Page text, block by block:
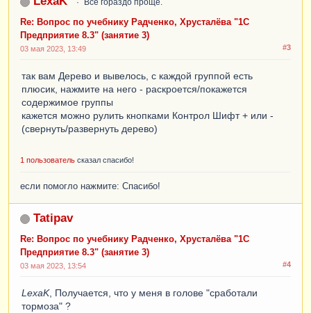
Все гораздо проще.
Re: Вопрос по учебнику Радченко, Хрусталёва "1С
Предприятие 8.3" (занятие 3)
#3
03 мая 2023, 13:49
так вам Дерево и вывелось, с каждой группой есть
плюсик, нажмите на него - раскроется/покажется
содержимое группы
кажется можно рулить кнопками Контрол Шифт + или -
(свернуть/развернуть дерево)
1 пользователь сказал спасибо!
если помогло нажмите: Спасибо!
Tatipav
Re: Вопрос по учебнику Радченко, Хрусталёва "1С
Предприятие 8.3" (занятие 3)
#4
03 мая 2023, 13:54
LexaK, Получается, что у меня в голове "сработали
тормоза" ?